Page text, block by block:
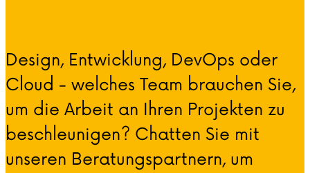
Design, Entwicklung, DevOps oder
Cloud - welches Team brauchen Sie,
um die Arbeit an Ihren Projekten zu
beschleunigen? Chatten Sie mit
unseren Beratungspartnern, um